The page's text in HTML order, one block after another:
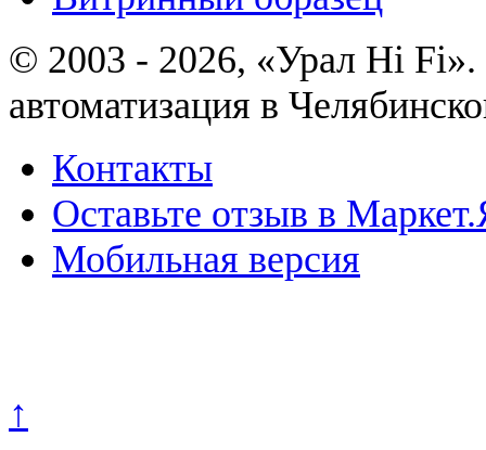
© 2003 - 2026, «Урал Hi
автоматизация в
Контакты
Оставьте отзыв в
Мобильная версия
↑